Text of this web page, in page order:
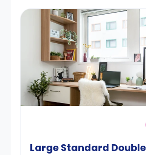
Large Standard